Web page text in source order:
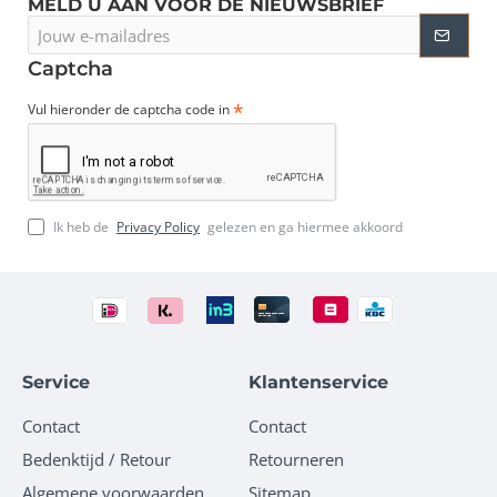
MELD U AAN VOOR DE NIEUWSBRIEF
e-
mailadres
Captcha
Vul hieronder de captcha code in
Ik heb de Privacy Policy gelezen en ga hiermee akkoord
Service
Contact
Bedenktijd / Retour
Algemene voorwaarden
Klantenservice
Contact
Retourneren
Sitemap